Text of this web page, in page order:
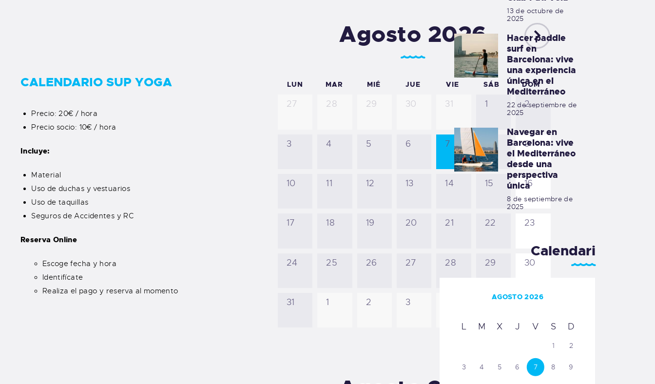
CALENDARIO SUP YOGA
Precio: 20€ / hora
Precio socio: 10€ / hora
Incluye:
Material
Uso de duchas y vestuarios
Uso de taquillas
Seguros de Accidentes y RC
Reserva Online
Escoge fecha y hora
Identifícate
Realiza el pago y reserva al momento
Agosto 2026
LUN MAR MIÉ JUE VIE SÁB DOM
27 28 29 30 31 1 2
3 4 5 6 7 9
10 11 12 13 14 15 16
17 18 19 20 21 22 23
24 25 26 27 28 29 30
31 1 2 3 6
13 de octubre de
2025
Hacer paddle
surf en
Barcelona: vive
una experiencia
única en el
Mediterráneo
22 de septiembre de
2025
Navegar en
Barcelona: vive
el Mediterráneo
desde una
perspectiva
única
8 de septiembre de
2025
Calendari
AGOSTO 2026
L M X J V S D
1 2
3 4 5 6 7 8 9